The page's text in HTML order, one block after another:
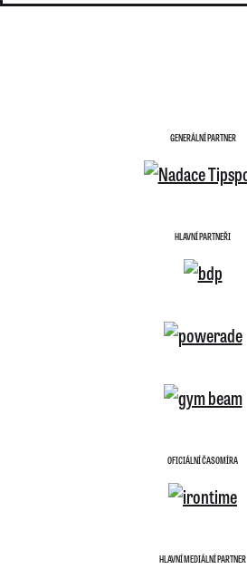
GENERÁLNÍ PARTNER
HLAVNÍ PARTNEŘI
OFICIÁLNÍ ČASOMÍRA
HLAVNÍ MEDIÁLNÍ PARTNER